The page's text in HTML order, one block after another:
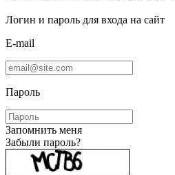
Логин и пароль для входа на сайт
E-mail
Пароль
Запомнить меня
Забыли пароль?